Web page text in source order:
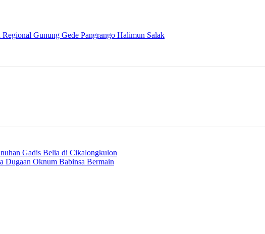
Gunung Gede Pangrango Halimun Salak
Gadis Belia di Cikalongkulon
Dugaan Oknum Babinsa Bermain